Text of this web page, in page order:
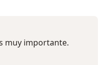
muy importante.